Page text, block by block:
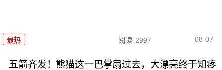
最热 阅读 2997 08-07
五箭齐发！熊猫这一巴掌扇过去，大漂亮终于知疼